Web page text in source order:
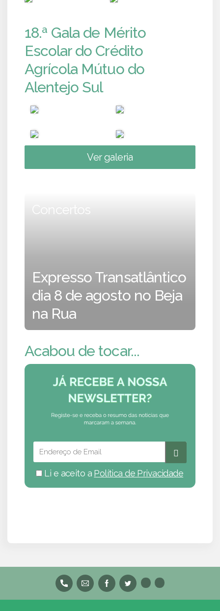
18.ª Gala de Mérito
Escolar do Crédito
Agrícola Mútuo do
Alentejo Sul
Ver galeria
Concertos
Expresso Transatlântico
dia 8 de agosto no Beja
na Rua
Acabou de tocar...
Li e aceito a Política de Privacidade